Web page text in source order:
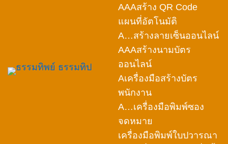
AAAสร้าง QR Code
แผนที่อัตโนมัติ
A…สร้างลายเซ็นออนไลน์
AAAสร้างนามบัตร
ออนไลน์
Aเครื่องมือสร้างบัตร
พนักงาน
A…เครื่องมือพิมพ์ซอง
จดหมาย
เครื่องมือพิมพ์ใบปวารณา